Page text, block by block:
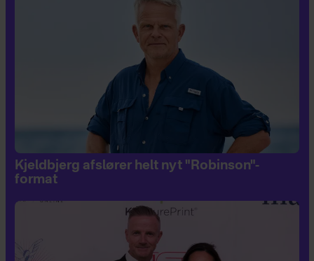
Kjeldbjerg afslører helt nyt "Robinson"-
format